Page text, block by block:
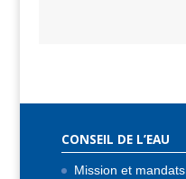
CONSEIL DE L’EAU
Mission et mandats